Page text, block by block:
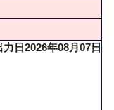
力日2026年08月07日